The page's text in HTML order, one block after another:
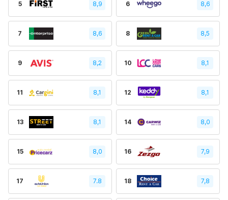
5 8,9 6 8,6
7 8,6 8 8,5
9 8,2 10 8,1
11 8,1 12 8,1
13 8,1 14 8,0
15 8,0 16 7,9
17 7.8 18 7,8